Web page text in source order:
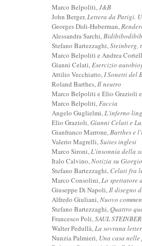
Marco Belpoliti,J&B
John Berger,Lettera da Parigi.
Georges Didi-Huberman,
Alessandra Sarchi,
Stefano Bartezzaghi,Steinberg,
Marco Belpoliti e Andrea
Gianni Celati,Esercizio
Attilio Vecchiatto,I Sonetti del
Roland Barthes,Il neutro
Marco Belpoliti e Elio Grazioli
Marco Belpoliti,Faccia
Angelo Guglielmi,L'inferno
Elio Grazioli,Gianni Celati e
Gianfranco Marrone,Barthes e
Valerio Magrelli,Suites inglesi
Marco Sironi,L'insonnia della
Italo Calvino,Notizia su
Stefano Bartezzaghi, Celati fra
Marco Consolini,Lo spettatore
Giuseppe Di Napoli,Il disegno
Alfredo Giuliani,Nuovo
Stefano Bartezzaghi,Quattro
Francesco Poli,SAUL
Walter Pedullà,La sovrana
Nunzia Palmieri, Una casa